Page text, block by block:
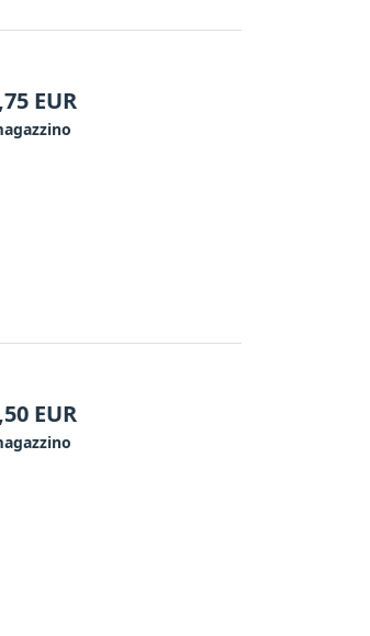
EUR
EUR